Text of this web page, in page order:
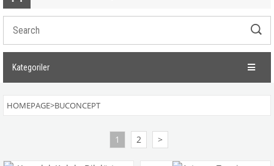
Kategoriler
HOMEPAGE>BUCONCEPT
1 2 >